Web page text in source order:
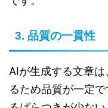
3. 品質の一貫性
AIが生成する文章
るため品質が一定